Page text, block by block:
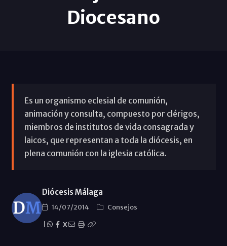
Diocesano
Es un organismo eclesial de comunión,
animación y consulta, compuesto por clérigos,
miembros de institutos de vida consagrada y
laicos, que representan a toda la diócesis, en
plena comunión con la iglesia católica.
Diócesis Málaga
14/07/2014
Consejos
X